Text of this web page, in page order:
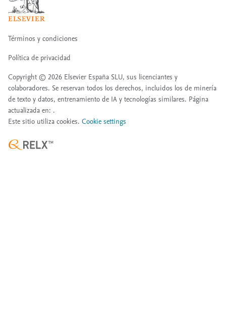
Términos y condiciones
Política de privacidad
Copyright © 2026 Elsevier España SLU, sus licenciantes y
colaboradores. Se reservan todos los derechos, incluidos los de minería
de texto y datos, entrenamiento de IA y tecnologías similares. Página
actualizada en: .
Este sitio utiliza cookies. Cookie settings